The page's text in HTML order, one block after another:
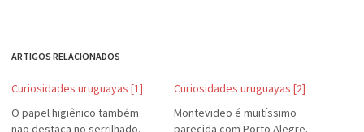
ARTIGOS RELACIONADOS
Curiosidades uruguayas [1]
O papel higiênico também
nao destaca no serrilhado.
Curiosidades uruguayas [2]
Montevideo é muitíssimo
parecida com Porto Alegre.